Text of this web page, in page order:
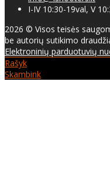
I-IV 10:30-19val, V
2026 © Visos teisės
be autorių sutikimo
Elektroninių parduotuvių
Rašyk
Skambink